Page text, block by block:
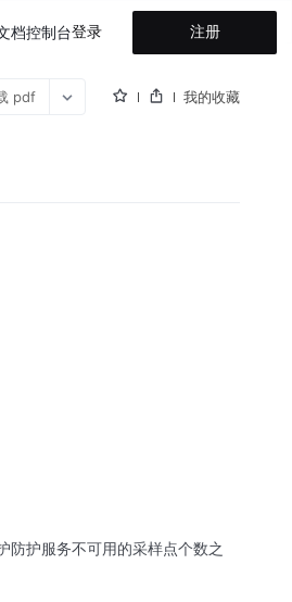
档控制台登录 注册
pdf 我的收藏
防护服务不可用的采样点个数之